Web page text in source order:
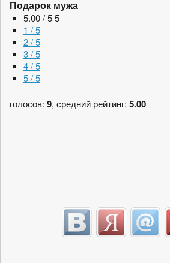
Подарок мужа
5.00 / 5 5
1 / 5
2 / 5
3 / 5
4 / 5
5 / 5
голосов: 9, средний рейтинг: 5.00